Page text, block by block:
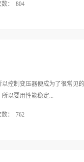
器的铁心损耗是待机损耗的主
户后进行。室外油浸控制变压
缘油一次。2、倒闸操作顺序
电源侧逐级向负荷侧送电，
扩大。多电源的情况下，先停
需要进行巡视检查外，一次变
： 804
控制变压器便成为了很常见
以要用性能稳定...
： 762